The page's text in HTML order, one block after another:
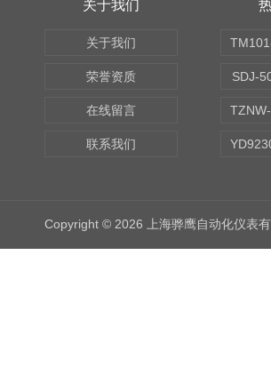
关于我们
关于我们
荣誉资质
在线留言
联系我们
SDJ-
Copyright © 2026 上海骅鹰自动化仪表